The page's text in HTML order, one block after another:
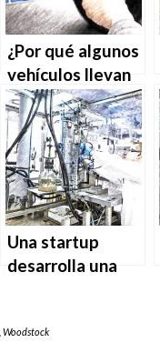
¿Por qué algunos
vehículos llevan
matrícula azul?
Una startup
desarrolla una
capaz de alcanzar
Woodstock